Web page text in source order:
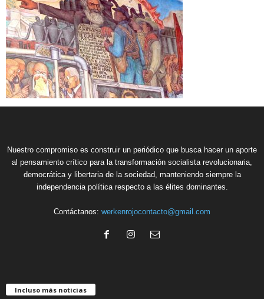
Nuestro compromiso es construir un periódico que busca hacer un aporte
al pensamiento crítico para la transformación socialista revolucionaria,
democrática y libertaria de la sociedad, manteniendo siempre la
independencia política respecto a las élites dominantes.
Contáctanos: werkenrojocontacto@gmail.com
Incluso más noticias